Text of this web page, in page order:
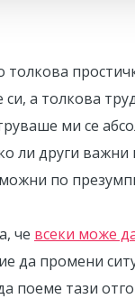
си, а толкова
ми се
ли други
по
че всеки може
да промени
поеме тази